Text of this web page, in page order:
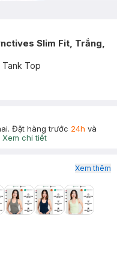
Slim Fit, Trắng,
Tank Top
Đặt hàng trước 24h và
Xem chi tiết
Xem thêm